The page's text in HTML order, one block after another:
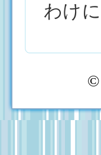
わけ
©